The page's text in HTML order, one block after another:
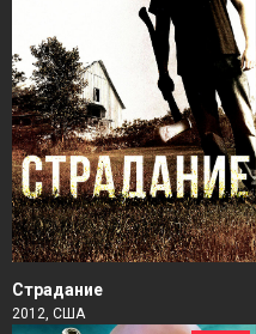
Страдание
2012, США